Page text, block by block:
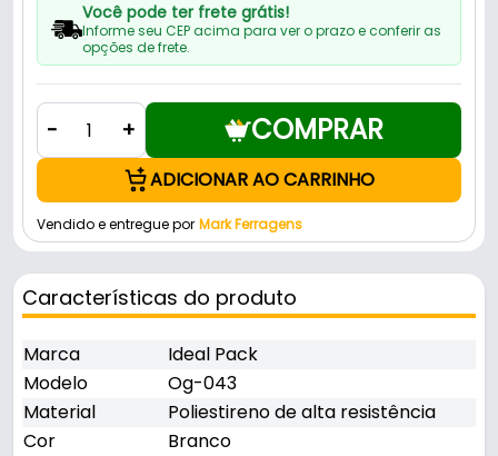
Você pode ter frete grátis!
Informe seu CEP acima para ver o prazo e conferir as
opções de frete.
- + COMPRAR
ADICIONAR AO CARRINHO
Vendido e entregue por Mark Ferragens
Características do produto
Marca
Ideal Pack
Modelo
Og-043
Material
Poliestireno de alta resistência
Cor
Branco